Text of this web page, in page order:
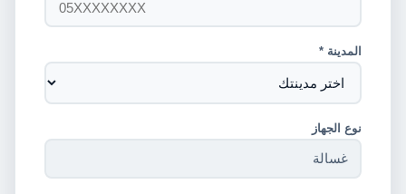
المدينة *
نوع الجهاز